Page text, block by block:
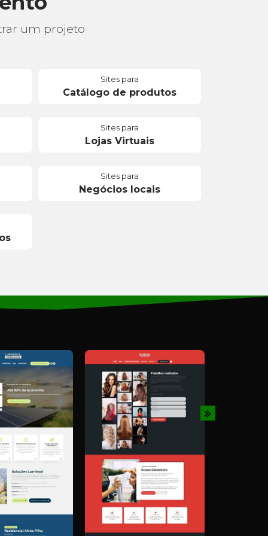
um projeto
Sites para
Catálogo de produtos
Sites para
Lojas Virtuais
Sites para
Negócios locais